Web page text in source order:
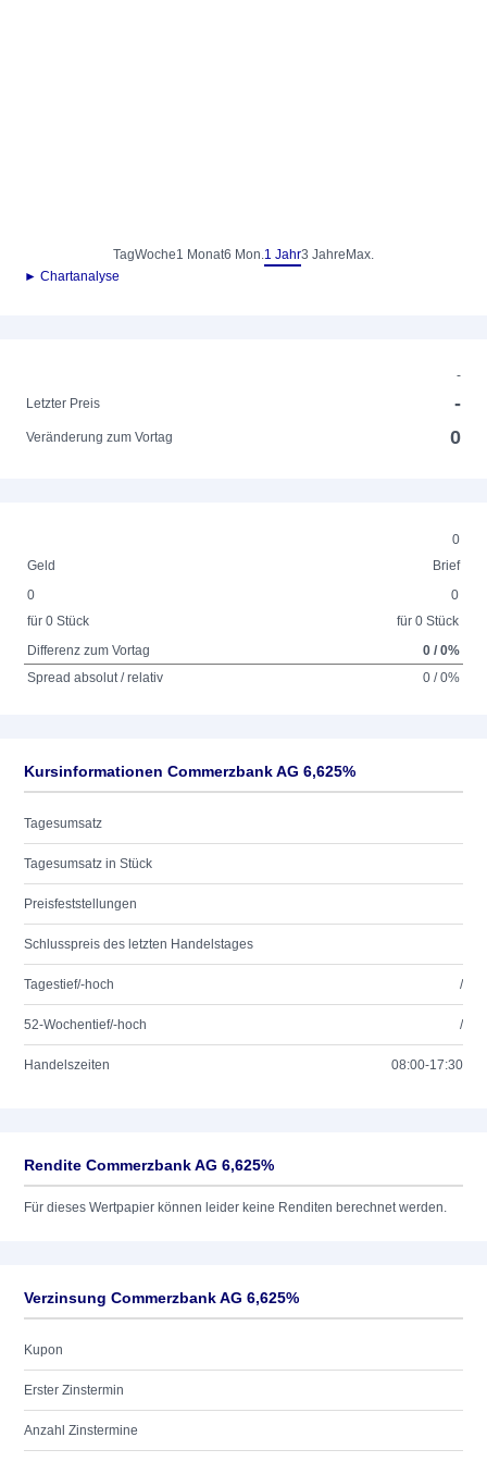
TagWoche1 Monat6 Mon.1 Jahr3 Jahre Max.
► Chartanalyse
-
Letzter Preis
-
Veränderung zum Vortag 0
0
Geld
Brief
0
für 0 Stück
0
für 0 Stück
Differenz zum Vortag
0 / 0%
Spread absolut / relativ
0 / 0%
Kursinformationen Commerzbank AG 6,625%
Tagesumsatz
Tagesumsatz in Stück
Preisfeststellungen
Schlusspreis des letzten Handelstages
Tagestief/-hoch /
52-Wochentief/-hoch /
Handelszeiten 08:00-17:30
Rendite Commerzbank AG 6,625%
Für dieses Wertpapier können leider keine Renditen berechnet werden.
Verzinsung Commerzbank AG 6,625%
Kupon
Erster Zinstermin
Anzahl Zinstermine